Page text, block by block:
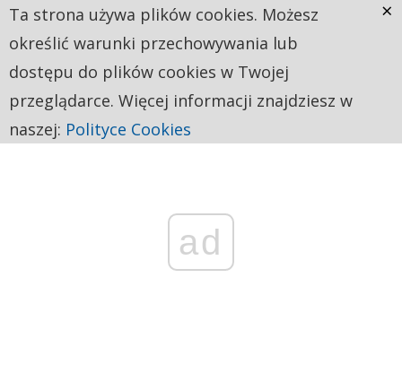
ad
Ta strona używa plików cookies. Możesz
określić warunki przechowywania lub
dostępu do plików cookies w Twojej
przeglądarce. Więcej informacji znajdziesz w
naszej: Polityce Cookies
×